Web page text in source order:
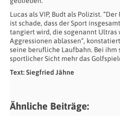
Lucas als VIP, Budt als Polizist.
ist schade, dass der Sport
tangiert wird, die sogenannt Ultras
Aggressionen ablassen“,
seine berufliche Laufbahn. Bei ihm
sportlicher Sicht mehr das
Text: Siegfried Jähne
Ähnliche Beiträge: